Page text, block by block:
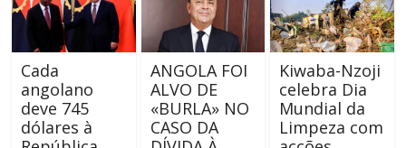
Cada
angolano
deve 745
dólares à
ANGOLA FOI
ALVO DE
«BURLA» NO
CASO DA
Kiwaba-Nzoji
celebra Dia
Mundial da
Limpeza com